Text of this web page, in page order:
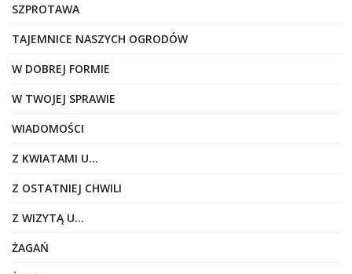
SZPROTAWA
TAJEMNICE NASZYCH OGRODÓW
W DOBREJ FORMIE
W TWOJEJ SPRAWIE
WIADOMOŚCI
Z KWIATAMI U…
Z OSTATNIEJ CHWILI
Z WIZYTĄ U…
ŻAGAŃ